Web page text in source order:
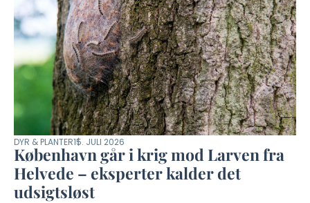
DYR & PLANTER15. JULI 2026
København går i krig mod Larven fra
Helvede – eksperter kalder det
udsigtsløst